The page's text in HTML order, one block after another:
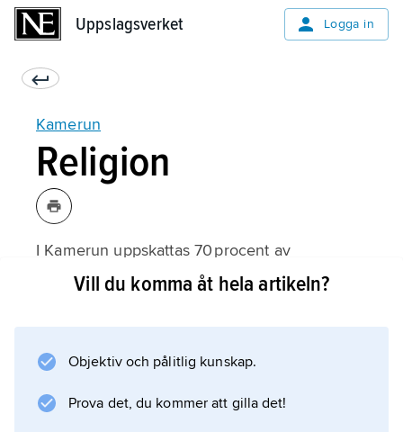
Uppslagsverket Logga in
Kamerun
Religion
I Kamerun uppskattas 70 procent av
befolkningen vara kristna. Den kristna
handelsmän som framför allt hade intressen i
transatlantisk slavhandel. Slavhandeln sjönk
Vill du komma åt hela artikeln?
Objektiv och pålitlig kunskap.
Prova det, du kommer att gilla det!